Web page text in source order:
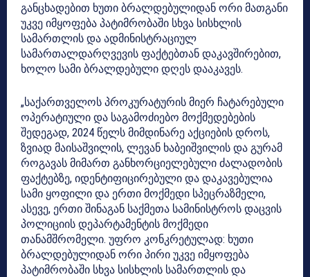
განცხადებით ხუთი ბრალდებულიდან ორი მათგანი
უკვე იმყოფება პატიმრობაში სხვა სისხლის
სამართლის და ადმინისტრაციულ
სამართალდარღვევის ფაქტებთან დაკავშირებით,
ხოლო სამი ბრალდებული დღეს დააკავეს.
„საქართველოს პროკურატურის მიერ ჩატარებული
ოპერატიული და საგამოძიებო მოქმედებების
შედეგად, 2024 წელს მიმდინარე აქციების დროს,
ზვიად მაისაშვილის, ლევან ხაბეიშვილის და გურამ
როგავას მიმართ განხორციელებული ძალადობის
ფაქტებზე, იდენტიფიცირებული და დაკავებულია
სამი ყოფილი და ერთი მოქმედი სპეცრაზმელი,
ასევე, ერთი შინაგან საქმეთა სამინისტროს დაცვის
პოლიციის დეპარტამენტის მოქმედი
თანამშრომელი. უფრო კონკრეტულად: ხუთი
ბრალდებულიდან ორი პირი უკვე იმყოფება
პატიმრობაში სხვა სისხლის სამართლის და